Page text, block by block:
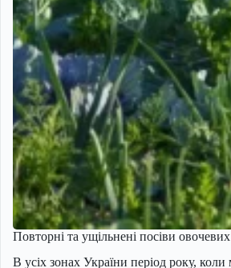
Повторні та ущільнені посіви
В усіх зонах України період року,